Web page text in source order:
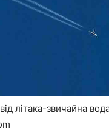
літака-звичайна